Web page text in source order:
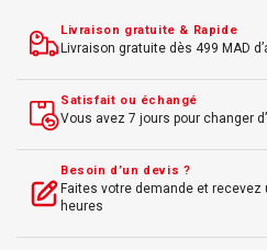
Connectivité Wi-Fi
Ports USB 3.2 Gen
Idéal usage professionnel
Livraison gratuite & Rapide
Livraison gratuite dès 499 MAD
Satisfait ou échangé
Vous avez 7 jours pour changer
Besoin d’un devis ?
Faites votre demande et
heures